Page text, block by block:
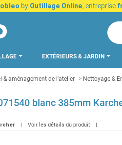
by Outillage Online, entreprise
EXTÉRIEURS & JARDIN
& aménagement de l'atelier Nettoyage &
blanc 385mm
Voir les détails du produit